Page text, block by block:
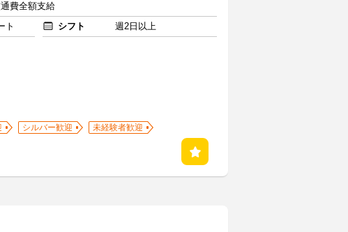
費全額支給
ト シフト
週2日以上
シルバー歓迎
未経験者歓迎